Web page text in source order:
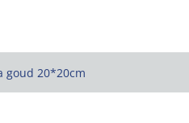
goud 20*20cm